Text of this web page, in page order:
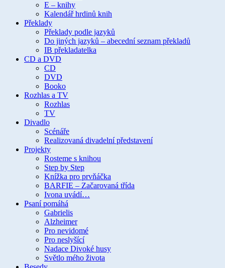
E – knihy
Kalendář hrdinů knih
Překlady
Překlady podle jazyků
Do jiných jazyků – abecední seznam překladů
IB překladatelka
CD a DVD
CD
DVD
Booko
Rozhlas a TV
Rozhlas
TV
Divadlo
Scénáře
Realizovaná divadelní představení
Projekty
Rosteme s knihou
Step by Step
Knížka pro prvňáčka
BARFIE – Začarovaná třída
Ivona uvádí…
Psaní pomáhá
Gabrielis
Alzheimer
Pro nevidomé
Pro neslyšící
Nadace Divoké husy
Světlo mého života